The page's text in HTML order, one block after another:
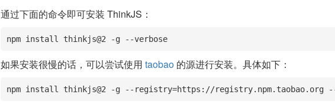
通过下面的命令即可安装 ThinkJS：
npm install thinkjs@2 -g --verbose
如果安装很慢的话，可以尝试使用 taobao 的源进行安装。具体如下：
npm install thinkjs@2 -g --registry=https://registry.npm.taobao.org --